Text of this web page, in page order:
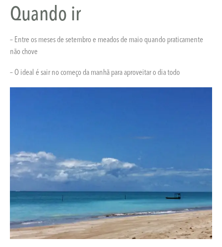
Quando ir
– Entre os meses de setembro e meados de maio quando praticamente
não chove
– O ideal é sair no começo da manhã para aproveitar o dia todo